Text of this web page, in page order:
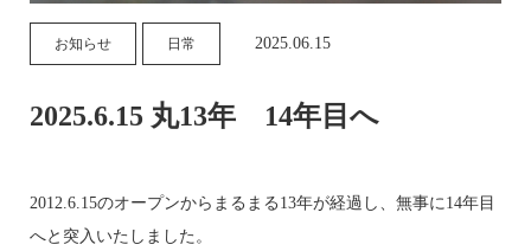
お知らせ 日常 2025.06.15
2025.6.15 丸13年 14年目へ
2012.6.15のオープンからまるまる13年が経過し、無事に14年目
へと突入いたしました。